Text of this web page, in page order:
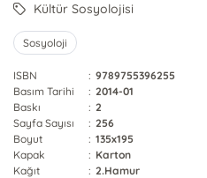
Kültür Sosyolojisi
Sosyoloji
ISBN : 9789755396255
Basım Tarihi
: 2014-01
Baskı
: 2
Sayfa Sayısı
: 256
Boyut
: 135x195
Kapak
: Karton
Kağıt
: 2.Hamur